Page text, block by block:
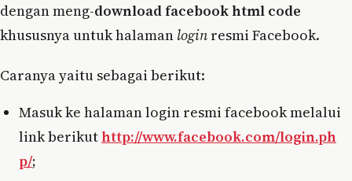
dengan meng-download facebook html code
khususnya untuk halaman login resmi Facebook.
Caranya yaitu sebagai berikut:
Masuk ke halaman login resmi facebook melalui
link berikuthttp://www.facebook.com/login.ph
p/;